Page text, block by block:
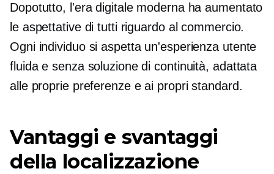
Dopotutto, l'era digitale moderna ha aumentato
le aspettative di tutti riguardo al commercio.
Ogni individuo si aspetta un'esperienza utente
fluida e senza soluzione di continuità, adattata
alle proprie preferenze e ai propri standard.
Vantaggi e svantaggi
della localizzazione